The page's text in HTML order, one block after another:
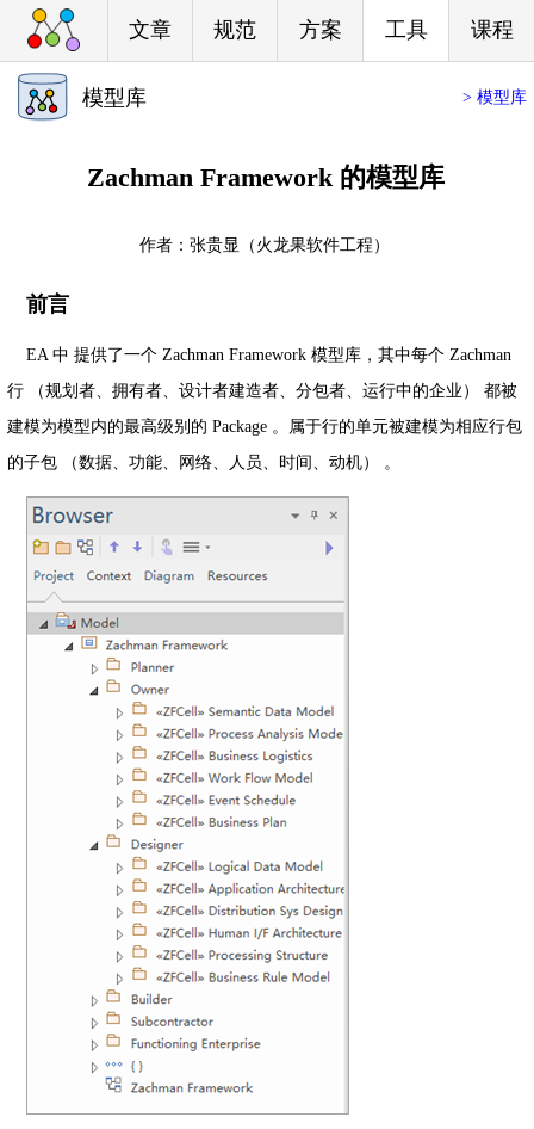
文章 规范 方案 工具 课程
模型库 > 模型库
Zachman Framework 的模型库
作者： 张贵显（火龙果软件工程）
前言
EA 中 提供了一个 Zachman Framework 模型库，其中每个 Zachman
行 （规划者、拥有者、设计者建造者、分包者、运行中的企业） 都被
建模为模型内的最高级别的 Package 。属于行的单元被建模为相应行包
的子包 （数据、功能、网络、人员、时间、动机） 。